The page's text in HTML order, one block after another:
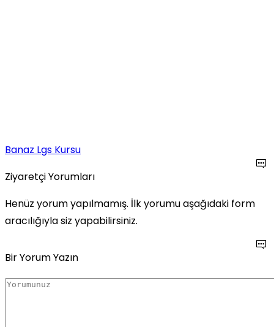
Banaz Lgs Kursu
Ziyaretçi Yorumları
Henüz yorum yapılmamış. İlk yorumu aşağıdaki form
aracılığıyla siz yapabilirsiniz.
Bir Yorum Yazın